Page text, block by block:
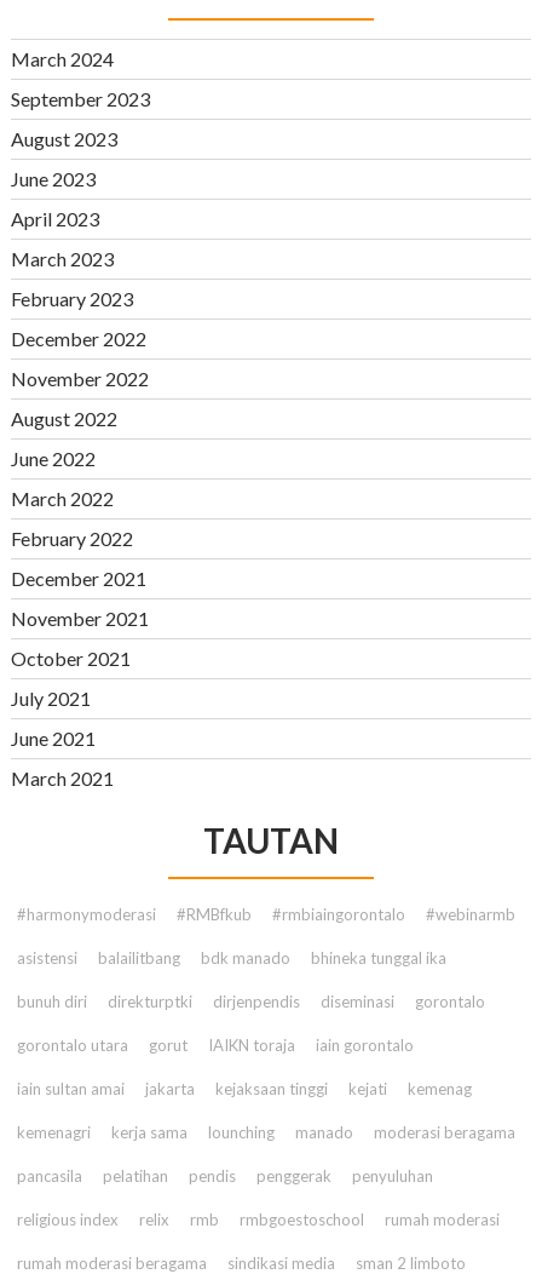
March 2024
September 2023
August 2023
June 2023
April 2023
March 2023
February 2023
December 2022
November 2022
August 2022
June 2022
March 2022
February 2022
December 2021
November 2021
October 2021
July 2021
June 2021
March 2021
TAUTAN
#harmonymoderasi #RMBfkub #rmbiaingorontalo #webinarmb
asistensi balailitbang bdk manado bhineka tunggal ika
bunuh diri direkturptki dirjenpendis diseminasi gorontalo
gorontalo utara gorut IAIKN toraja iain gorontalo
iain sultan amai jakarta kejaksaan tinggi kejati kemenag
kemenagri kerja sama lounching manado moderasi beragama
pancasila pelatihan pendis penggerak penyuluhan
religious index relix rmb rmbgoestoschool rumah moderasi
rumah moderasi beragama sindikasi media sman 2 limboto